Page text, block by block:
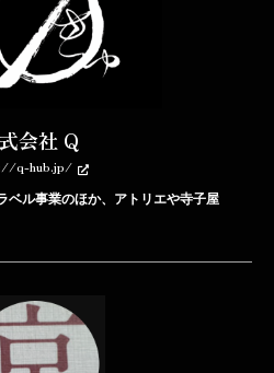
会社 Q
q-hub.jp/
ベル事業のほか、アトリエや寺子屋